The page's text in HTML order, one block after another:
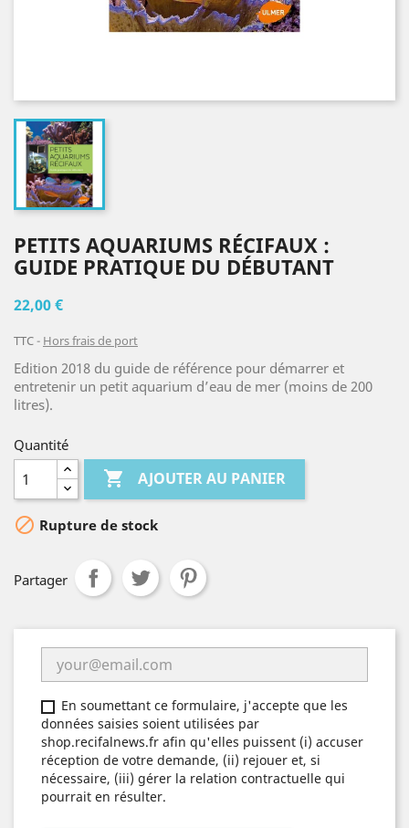
PETITS AQUARIUMS RÉCIFAUX :
GUIDE PRATIQUE DU DÉBUTANT
22,00 €
TTC Hors frais de port
Edition 2018 du guide de référence pour démarrer et
entretenir un petit aquarium d’eau de mer (moins de 200
litres).
Quantité
 AJOUTER AU PANIER
 Rupture de stock
Partager
En soumettant ce formulaire, j'accepte que les
données saisies soient utilisées par
shop.recifalnews.fr afin qu'elles puissent (i) accuser
réception de votre demande, (ii) rejouer et, si
nécessaire, (iii) gérer la relation contractuelle qui
pourrait en résulter.